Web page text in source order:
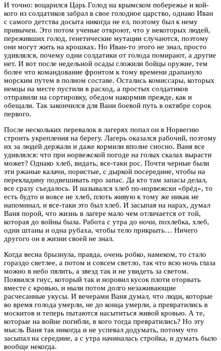
И точно: воцарился Царь Голод на крымском побережье и кой-
кого из солдатиков забрал в свое голодное царство, однако Иван
с самого детства досыта никогда не ел, поэтому был к нему
привычен. Это потом ученые откроют, что у некоторых людей,
переживших голод, генетические мутации случаются, поэтому
они могут жить на крошках. Но Иван-то этого не знал, просто
удивлялся, почему одни солдатики от голода помирают, а другие
нет. И вот после недельной осады сложили бойцы оружие, тем
более что командование фронтом к тому времени драпануло
морским путем в полном составе. Остались комиссары, которых
немцы на месте пустили в расход, а простых солдатиков
отправили на сортировку, обедом накормив прежде, как и
обещали. Так закончился для Вани боевой путь в октябре сорок
первого.
После нескольких перевалок в лагерях попал он в Норвегию
строить укрепления на берегу. Лагерь оказался рабочий, поэтому
их за людей держали и даже кормили вполне сносно. Ваня все
удивлялся: что при норвежской погоде на голых скалах вырасти
может? Однако хлеб, видать, все-таки рос. Почти черные были
эти ржаные калачи, пористые, с дыркой посередине, чтобы на
перекладину подвешивать про запас. Да кто там запасы делал,
все сразу съедалось. И назывался хлеб по-норвежски «брёд», то
есть будто и вовсе не хлеб, плоть живую к тому же никак не
напоминал, и все-таки это был хлеб. И засыпая на нарах, думал
Ваня порой, что жизнь в лагере мало чем отличается от той,
которая до войны была. Работа с утра до ночи, похлебка, хлеб,
одни штаны и одна рубаха, чтобы тело прикрыть… Ничего
другого он в жизни своей не знал.
Когда весна брызнула, правда, очень робко, намеком, то стало
гораздо светлее, а потом и совсем светло, так что всю ночь глаза
можно в небо пялить, а звезд так и не увидеть за светом.
Появился гнус, который так и норовил кусок плоти оторвать
вместе с кровью, и ныли потом долго незаживающие
расчесанные укусы. И вечерами Ваня думал, что люди, которые
во время голода умерли, не до конца умерли, а превратились в
москитов и теперь пытаются насытиться живой кровью. А те,
которые на войне погибли, в кого тогда превратились? Но эту
мысль Ваня так никогда и не успевал додумать, потому что
засыпал на середине, а с утра начиналась стройка, и думать было
вообще некогда.